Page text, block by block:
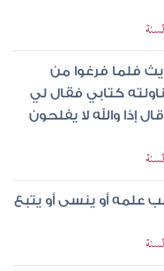
فلما فرغوا من
كتابي فقال لي
إذا والله لا يفلحون
علمه أو ينسى أو يتبع